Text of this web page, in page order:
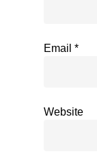
Email *
Website